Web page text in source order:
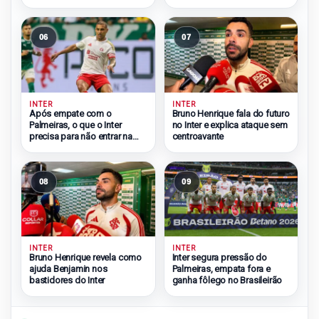
06
INTER
Após empate com o
Palmeiras, o que o Inter
precisa para não entrar na
07
INTER
Bruno Henrique fala do futuro
no Inter e explica ataque sem
centroavante
08
INTER
Bruno Henrique revela como
ajuda Benjamin nos
bastidores do Inter
09
INTER
Inter segura pressão do
Palmeiras, empata fora e
ganha fôlego no Brasileirão